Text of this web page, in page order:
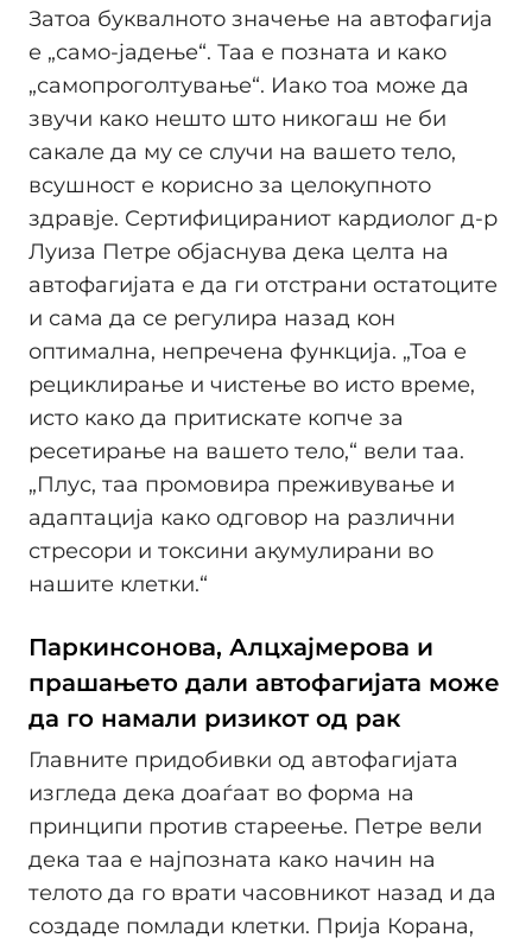
Затоа буквалното значење на автофагија
е „само-јадење“. Таа е позната и како
„самопроголтување“. Иако тоа може да
звучи како нешто што никогаш не би
сакале да му се случи на вашето тело,
всушност е корисно за целокупното
здравје. Сертифицираниот кардиолог д-р
Луиза Петре објаснува дека целта на
автофагијата е да ги отстрани остатоците
и сама да се регулира назад кон
оптимална, непречена функција. „Тоа е
рециклирање и чистење во исто време,
исто како да притискате копче за
ресетирање на вашето тело,“ вели таа.
„Плус, таа промовира преживување и
адаптација како одговор на различни
стресори и токсини акумулирани во
нашите клетки.“
Паркинсонова, Алцхајмерова и
прашањето дали автофагијата може
да го намали ризикот од рак
Главните придобивки од автофагијата
изгледа дека доаѓаат во форма на
принципи против стареење. Петре вели
дека таа е најпозната како начин на
телото да го врати часовникот назад и да
создаде помлади клетки. Прија Корана,